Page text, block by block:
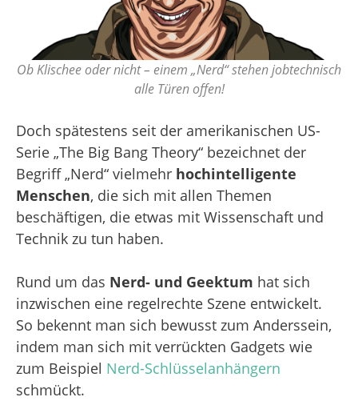
Ob Klischee oder nicht – einem „Nerd“ stehen jobtechnisch
alle Türen offen!
Doch spätestens seit der amerikanischen US-
Serie „The Big Bang Theory“ bezeichnet der
Begriff „Nerd“ vielmehr hochintelligente
Menschen, die sich mit allen Themen
beschäftigen, die etwas mit Wissenschaft und
Technik zu tun haben.
Rund um das Nerd- und Geektum hat sich
inzwischen eine regelrechte Szene entwickelt.
So bekennt man sich bewusst zum Anderssein,
indem man sich mit verrückten Gadgets wie
zum Beispiel Nerd-Schlüsselanhängern
schmückt.